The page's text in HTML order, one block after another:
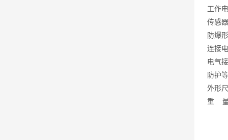
工作
传感
防爆
连接
电气
防护
外形
重 量